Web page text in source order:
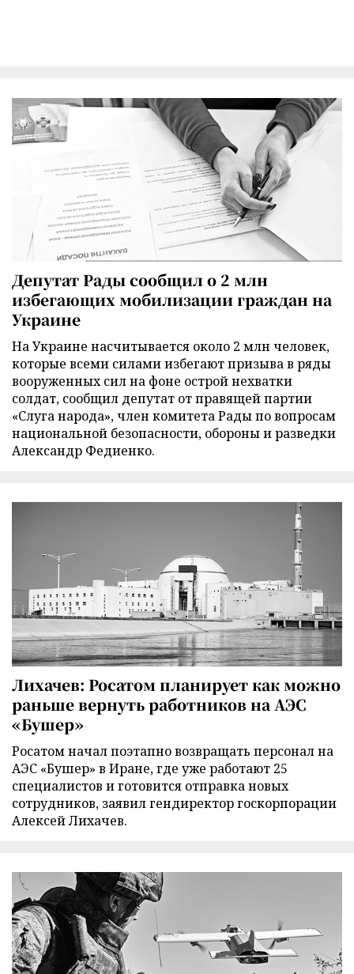
Депутат Рады сообщил о 2 млн
избегающих мобилизации граждан на
Украине
На Украине насчитывается около 2 млн человек,
которые всеми силами избегают призыва в ряды
вооруженных сил на фоне острой нехватки
солдат, сообщил депутат от правящей партии
«Слуга народа», член комитета Рады по вопросам
национальной безопасности, обороны и разведки
Александр Федиенко.
Лихачев: Росатом планирует как можно
раньше вернуть работников на АЭС
«Бушер»
Росатом начал поэтапно возвращать персонал на
АЭС «Бушер» в Иране, где уже работают 25
специалистов и готовится отправка новых
сотрудников, заявил гендиректор госкорпорации
Алексей Лихачев.